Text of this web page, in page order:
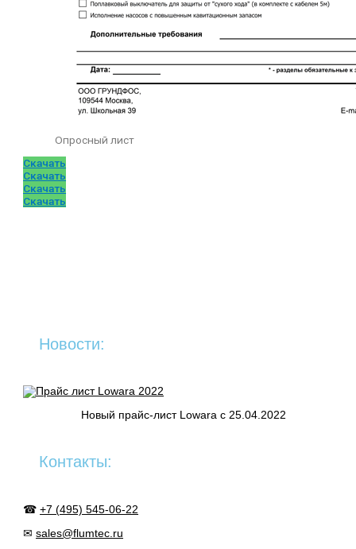
Новости:
Новый прайс-лист Lowara c 25.04.2022
Контакты:
☎+7 (495) 545-06-22
✉sales@flumtec.ru
Опросный лист
Скачать
Скачать
Скачать
Скачать